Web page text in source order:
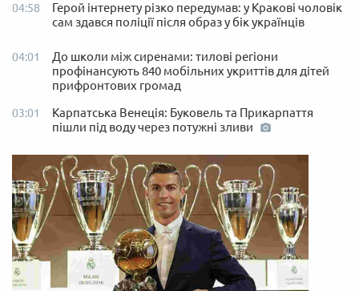
04:58
Герой інтернету різко передумав: у Кракові чоловік
сам здався поліції після образ у бік українців
04:01
До школи між сиренами: тилові регіони
профінансують 840 мобільних укриттів для дітей
прифронтових громад
03:01
Карпатська Венеція: Буковель та Прикарпаття
пішли під воду через потужні зливи